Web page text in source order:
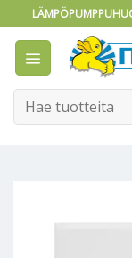
to
content
Etsi: